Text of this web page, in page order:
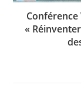
«